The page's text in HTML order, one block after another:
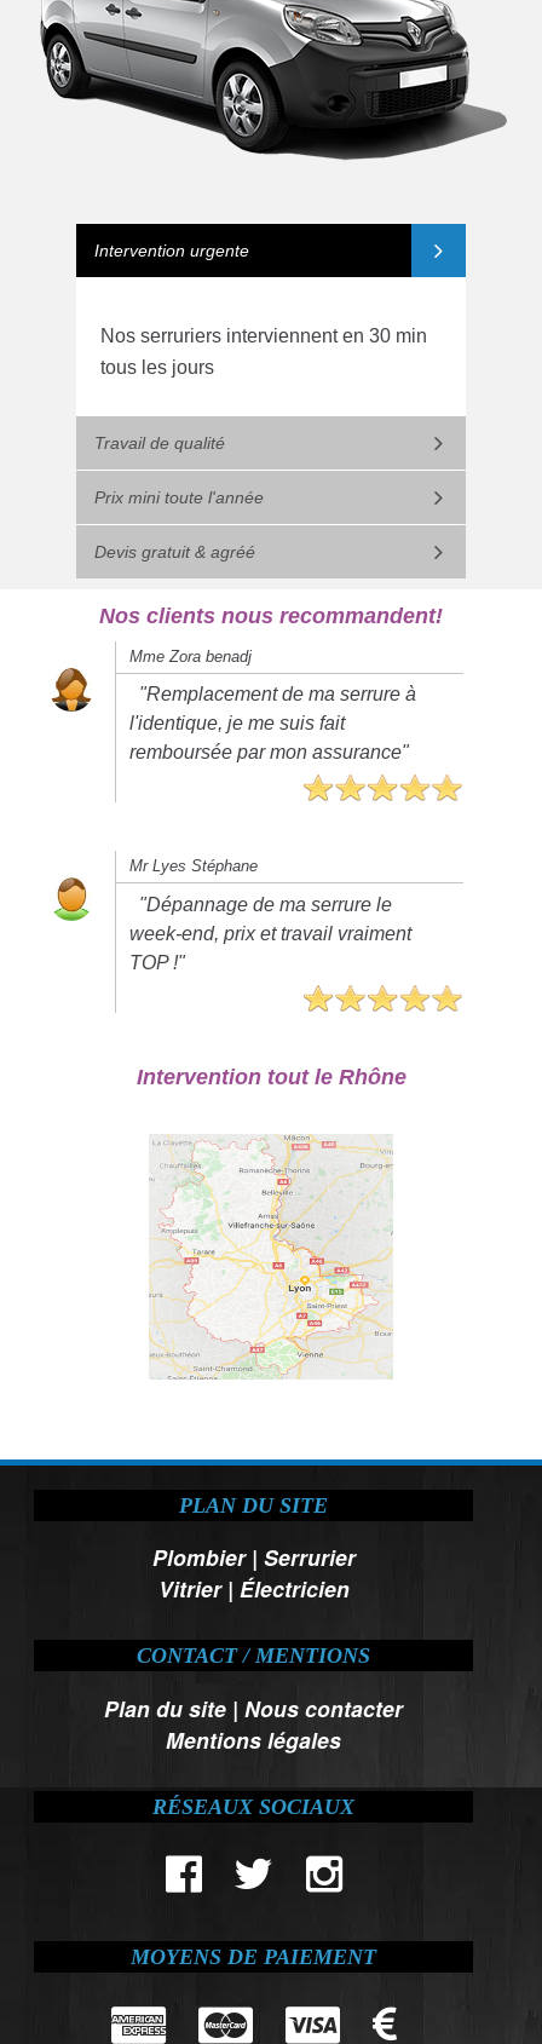
Intervention urgente
Nos serruriers interviennent en 30 min
tous les jours
Travail de qualité
Prix mini toute l'année
Devis gratuit & agréé
Nos clients nous recommandent!
Mme Zora benadj
"Remplacement de ma serrure à
l'identique, je me suis fait
remboursée par mon assurance"
Mr Lyes Stéphane
"Dépannage de ma serrure le
week-end, prix et travail vraiment
TOP !"
Intervention tout le Rhône
PLAN DU SITE
Plombier| Serrurier
Vitrier| Électricien
CONTACT / MENTIONS
Plan du site |Nous contacter
Mentions légales
RÉSEAUX SOCIAUX
MOYENS DE PAIEMENT